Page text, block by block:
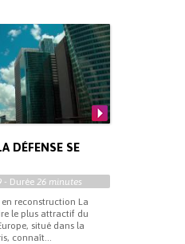
DÉFENSE SE
- Durée 26 minutes
reconstruction La
le plus attractif du
situé dans la
connaît...